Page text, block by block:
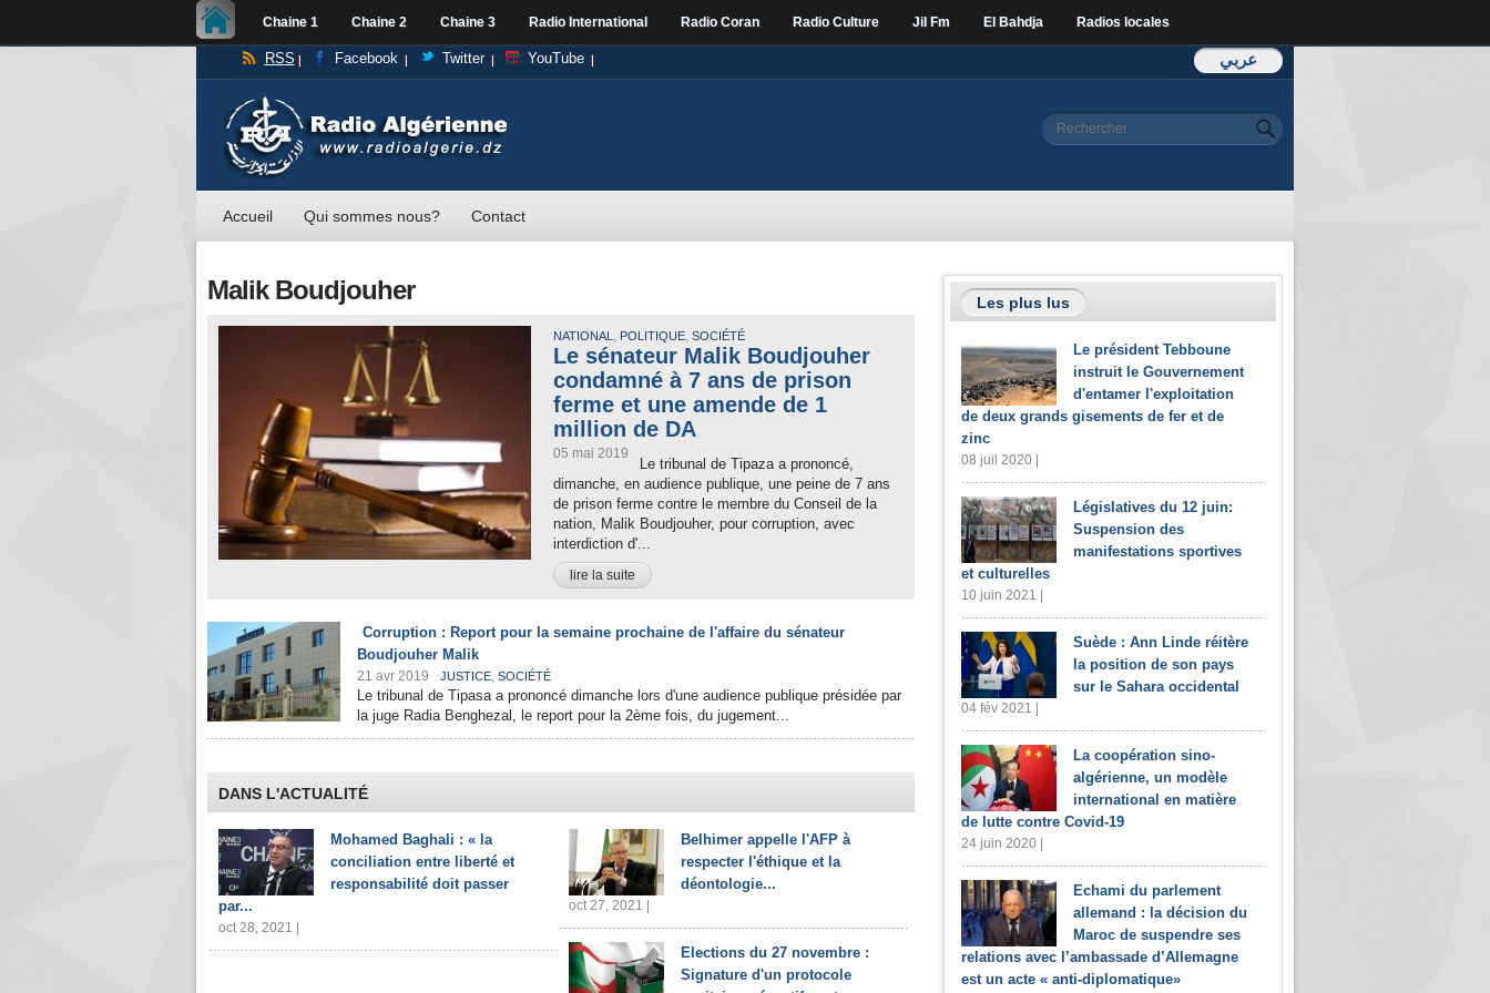
Chaine 1 Chaine 2 Chaine 3 Radio International Radio Coran Radio Culture Jil Fm El Bahdja Radios locales
عربي RSS Facebook Twitter YouTube
Formulaire de
Rechercher
Accueil Qui sommes nous? Contact
Malik Boudjouher
NATIONAL , POLITIQUE, SOCIÉTÉ
Le sénateur Malik Boudjouher
condamné à 7 ans de prison
ferme et une amende de 1
million de DA
05 mai 2019
Le tribunal de Tipaza a prononcé,
dimanche, en audience publique, une peine de 7 ans
de prison ferme contre le membre du Conseil de la
nation, Malik Boudjouher, pour corruption, avec
interdiction d'...
lire la suite
Corruption : Report pour la semaine prochaine de l'affaire du sénateur
Boudjouher Malik
21 avr 2019 JUSTICE, SOCIÉTÉ
Le tribunal de Tipasa a prononcé dimanche lors d'une audience publique présidée par
la juge Radia Benghezal, le report pour la 2ème fois, du jugement...
DANS L'ACTUALITÉ
Mohamed Baghali : « la
conciliation entre liberté et
responsabilité doit passer
par...
oct 28, 2021 |
Belhimer appelle l'AFP à
respecter l'éthique et la
déontologie...
oct 27, 2021 |
Elections du 27 novembre :
Signature d'un protocole
Les plus lus
Le président Tebboune
instruit le Gouvernement
d'entamer l'exploitation
de deux grands gisements de fer et de
zinc
08 juil 2020 |
Législatives du 12 juin:
Suspension des
manifestations sportives
et culturelles
10 juin 2021 |
Suède : Ann Linde réitère
la position de son pays
sur le Sahara occidental
04 fév 2021 |
La coopération sino-
algérienne, un modèle
international en matière
de lutte contre Covid-19
24 juin 2020 |
Echami du parlement
allemand : la décision du
Maroc de suspendre ses
relations avec l’ambassade d’Allemagne
est un acte « anti-diplomatique»